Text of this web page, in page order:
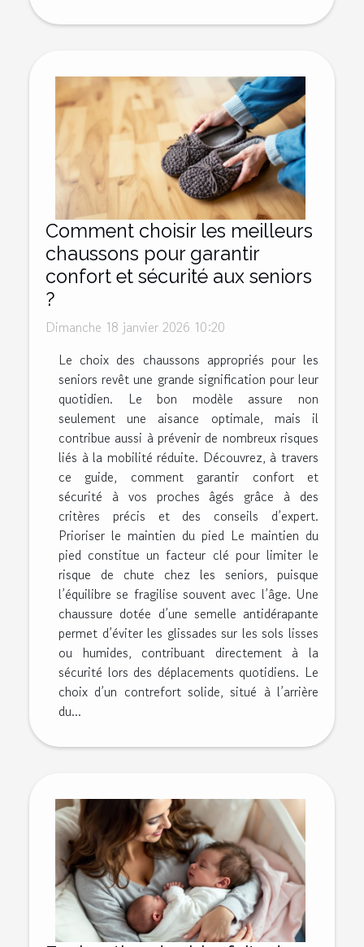
Comment choisir les meilleurs
chaussons pour garantir
confort et sécurité aux seniors
?
Dimanche 18 janvier 2026 10:20
Le choix des chaussons appropriés pour les
seniors revêt une grande signification pour leur
quotidien. Le bon modèle assure non
seulement une aisance optimale, mais il
contribue aussi à prévenir de nombreux risques
liés à la mobilité réduite. Découvrez, à travers
ce guide, comment garantir confort et
sécurité à vos proches âgés grâce à des
critères précis et des conseils d’expert.
Prioriser le maintien du pied Le maintien du
pied constitue un facteur clé pour limiter le
risque de chute chez les seniors, puisque
l’équilibre se fragilise souvent avec l’âge. Une
chaussure dotée d’une semelle antidérapante
permet d’éviter les glissades sur les sols lisses
ou humides, contribuant directement à la
sécurité lors des déplacements quotidiens. Le
choix d’un contrefort solide, situé à l’arrière
du...